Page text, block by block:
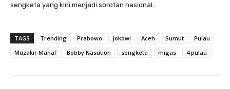
sengketa yang kini menjadi sorotan nasional.
TAGS Trending Prabowo Jokowi Aceh Sumut
Pulau
Muzakir Manaf
Bobby Nasution sengketa migas 4 pulau